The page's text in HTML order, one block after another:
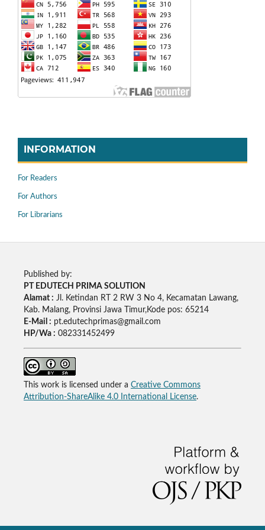
INFORMATION
For Readers
For Authors
For Librarians
Published by:
PT EDUTECH PRIMA SOLUTION
Alamat : Jl. Ketindan RT 2 RW 3 No 4, Kecamatan Lawang,
Kab. Malang, Provinsi Jawa Timur,Kode pos: 65214
E-Mail : pt.edutechprimas@gmail.com
HP/Wa : 082331452499
This work is licensed under a Creative Commons
Attribution-ShareAlike 4.0 International License.